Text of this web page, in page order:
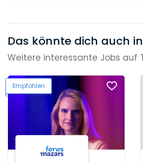
Das könnte dich auch
Weitere interessante Jobs auf
Empfohlen